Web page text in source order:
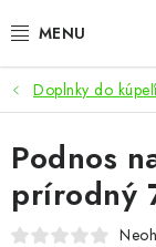
na
VÝPREDAJ
NOVINKY
OBÝVACIA IZBA
Doplnky do
Podnos
prírodný